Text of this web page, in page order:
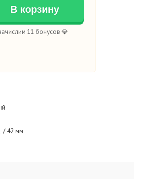
В корзину
11 бонусов 💎
/ 42 мм